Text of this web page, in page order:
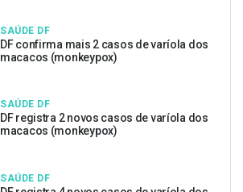
SAÚDE DF
DF confirma mais 2 casos de varíola dos
macacos (monkeypox)
SAÚDE DF
DF registra 2 novos casos de varíola dos
macacos (monkeypox)
SAÚDE DF